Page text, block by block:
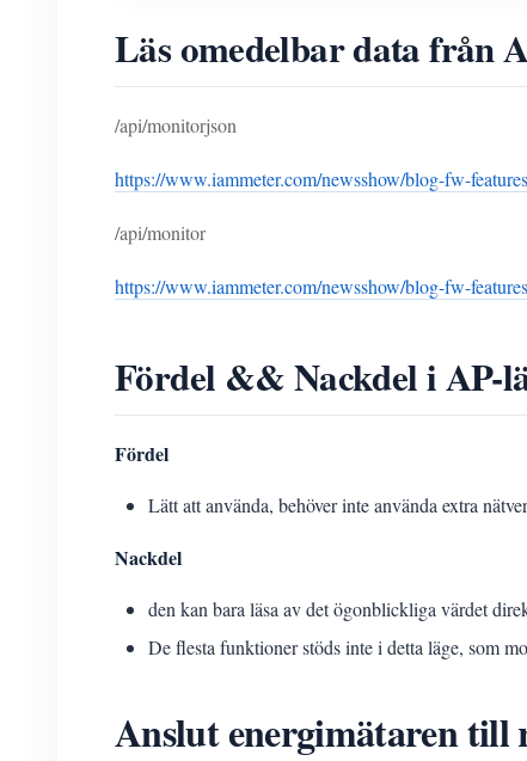
Läs omedelbar data från
/api/monitorjson
https://www.iammeter.com/newsshow/blog-fw-
/api/monitor
https://www.iammeter.com/newsshow/blog-fw-
Fördel && Nackdel i AP-
Fördel
Lätt att använda, behöver inte använda extra
Nackdel
den kan bara läsa av det ögonblickliga värdet
De flesta funktioner stöds inte i detta läge, som
Anslut energimätaren till